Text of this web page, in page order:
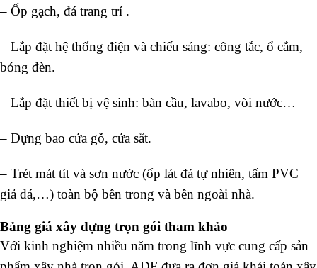
– Ốp gạch, đá trang trí .
– Lắp đặt hệ thống điện và chiếu sáng: công tắc, ổ cắm,
bóng đèn.
– Lắp đặt thiết bị vệ sinh: bàn cầu, lavabo, vòi nước…
– Dựng bao cửa gỗ, cửa sắt.
– Trét mát tít và sơn nước (ốp lát đá tự nhiên, tấm PVC
giả đá,…) toàn bộ bên trong và bên ngoài nhà.
Bảng giá xây dựng trọn gói tham khảo
Với kinh nghiệm nhiều năm trong lĩnh vực cung cấp sản